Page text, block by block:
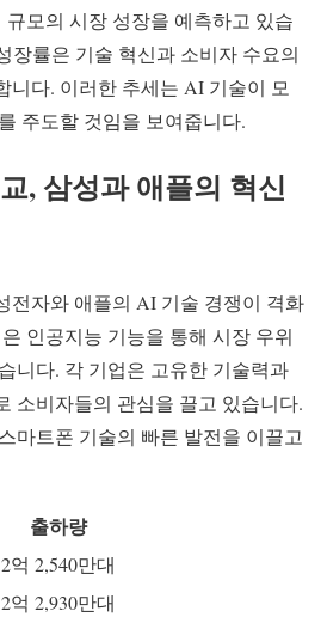
규모의 시장 성장을 예측하고 있습
장률은 기술 혁신과 소비자 수요의
니다. 이러한 추세는 AI 기술이 모
주도할 것임을 보여줍니다.
, 삼성과 애플의 혁신
전자와 애플의 AI 기술 경쟁이 격화
인공지능 기능을 통해 시장 우위
니다. 각 기업은 고유한 기술력과
소비자들의 관심을 끌고 있습니다.
마트폰 기술의 빠른 발전을 이끌고
출하량
2억 2,540만대
2억 2,930만대